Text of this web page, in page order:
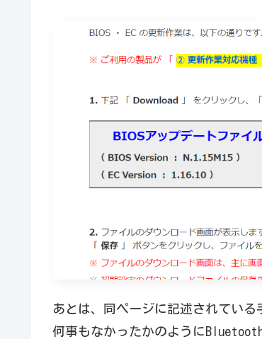
あとは、同ページに記述されている
何事もなかったかのように